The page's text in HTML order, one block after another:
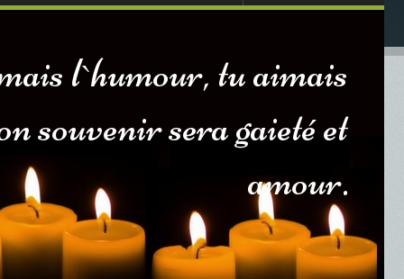
l`humour, tu aimais
souvenir sera gaieté et
amour.